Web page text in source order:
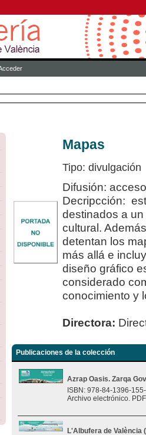
Mapas
Tipo: divulgación
Difusión:
Decripcción:
destinados a
cultural.
detentan los
más allá e
diseño gráfico
considerado
conocimiento y
Directora:
Publicaciones de la colección
Azrap Oasis. Zarqa
ISBN: 978-84-1396-
Archivo electrónico.
L'Albufera de València